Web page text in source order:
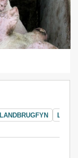
LANDBRUGFYN